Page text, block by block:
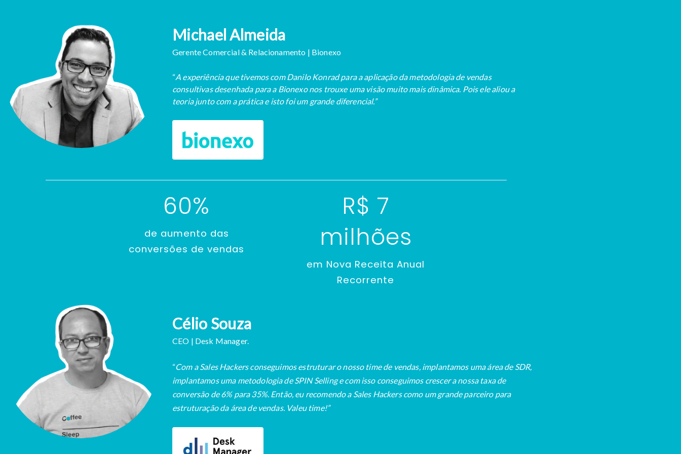
Michael Almeida
Gerente Comercial & Relacionamento | Bionexo
“A experiência que tivemos com Danilo Konrad para a aplicação da metodologia de vendas
consultivas desenhada para a Bionexo nos trouxe uma visão muito mais dinâmica. Pois ele aliou a
teoria junto com a prática e isto foi um grande diferencial.”
60%
de aumento das
conversões de vendas
R$ 7
milhões
em Nova Receita Anual
Recorrente
Célio Souza
CEO | Desk Manager.
“Com a Sales Hackers conseguimos estruturar o nosso time de vendas, implantamos uma área de SDR,
implantamos uma metodologia de SPIN Selling e com isso conseguimos crescer a nossa taxa de
conversão de 6% para 35%. Então, eu recomendo a Sales Hackers como um grande parceiro para
estruturação da área de vendas. Valeu time!”